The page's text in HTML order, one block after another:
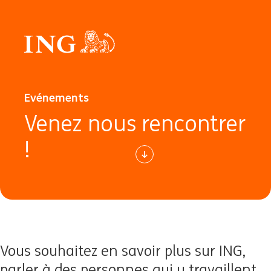
Evénements
Venez nous rencontrer
!
Vous souhaitez en savoir plus sur ING,